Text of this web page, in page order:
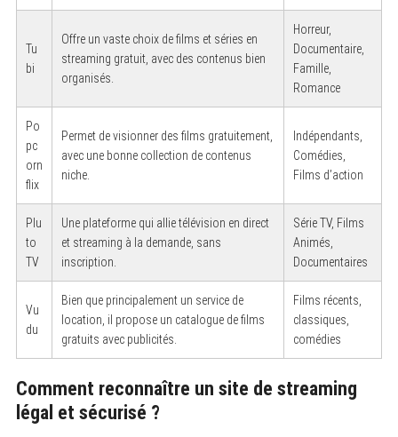
Tu
bi
Offre un vaste choix de films et séries en
streaming gratuit, avec des contenus bien
organisés.
Horreur,
Documentaire,
Famille,
Romance
Po
pc
orn
flix
Permet de visionner des films gratuitement,
avec une bonne collection de contenus
niche.
Indépendants,
Comédies,
Films d’action
Plu
to
TV
Une plateforme qui allie télévision en direct
et streaming à la demande, sans
inscription.
Série TV, Films
Animés,
Documentaires
Vu
du
Bien que principalement un service de
location, il propose un catalogue de films
gratuits avec publicités.
Films récents,
classiques,
comédies
Comment reconnaître un site de streaming
légal et sécurisé ?